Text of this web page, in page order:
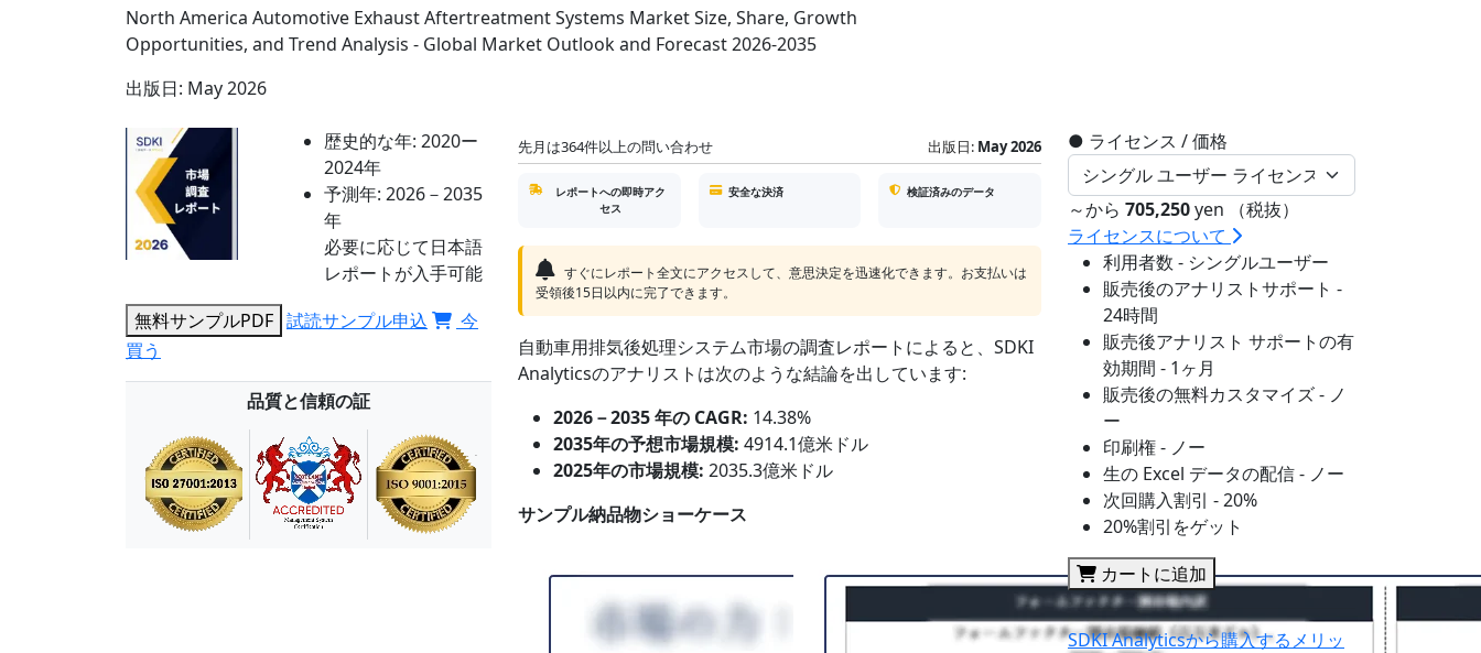
North America Automotive Exhaust Aftertreatment Systems Market Size, Share, Growth
Opportunities, and Trend Analysis - Global Market Outlook and Forecast 2026-2035
出版日: May 2026
歴史的な年: 2020ー
2024年
予測年: 2026－2035
年
必要に応じて日本語
レポートが入手可能
無料サンプルPDF 試読サンプル申込
今
買う
品質と信頼の証
先月は364件以上の問い合わせ 出版日: May 2026
レポートへの即時アク
セス
安全な決済 検証済みのデータ
すぐにレポート全文にアクセスして、意思決定を迅速化できます。お支払いは
受領後15日以内に完了できます。
自動車用排気後処理システム市場の調査レポートによると、SDKI
Analyticsのアナリストは次のような結論を出しています:
2026－2035 年の CAGR: 14.38%
2035年の予想市場規模: 4914.1億米ドル
2025年の市場規模: 2035.3億米ドル
サンプル納品物ショーケース
● ライセンス / 価格
～から 705,250yen （税抜）
ライセンスについて
利用者数 - シングルユーザー
販売後のアナリストサポート -
24時間
販売後アナリスト サポートの有
効期間 - 1ヶ月
販売後の無料カスタマイズ - ノ
ー
印刷権 - ノー
生の Excel データの配信 - ノー
次回購入割引 - 20%
20%割引をゲット
カートに追加
SDKI Analyticsから購入するメリッ